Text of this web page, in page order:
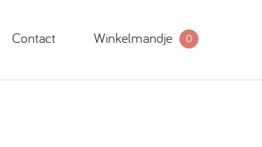
Contact Winkelmandje 0